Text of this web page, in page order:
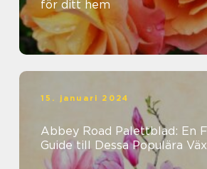
för ditt hem
15. januari 2024
Abbey Road Palettblad: En
Guide till Dessa Populära